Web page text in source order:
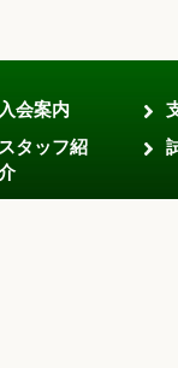
入会案内
スタッフ紹